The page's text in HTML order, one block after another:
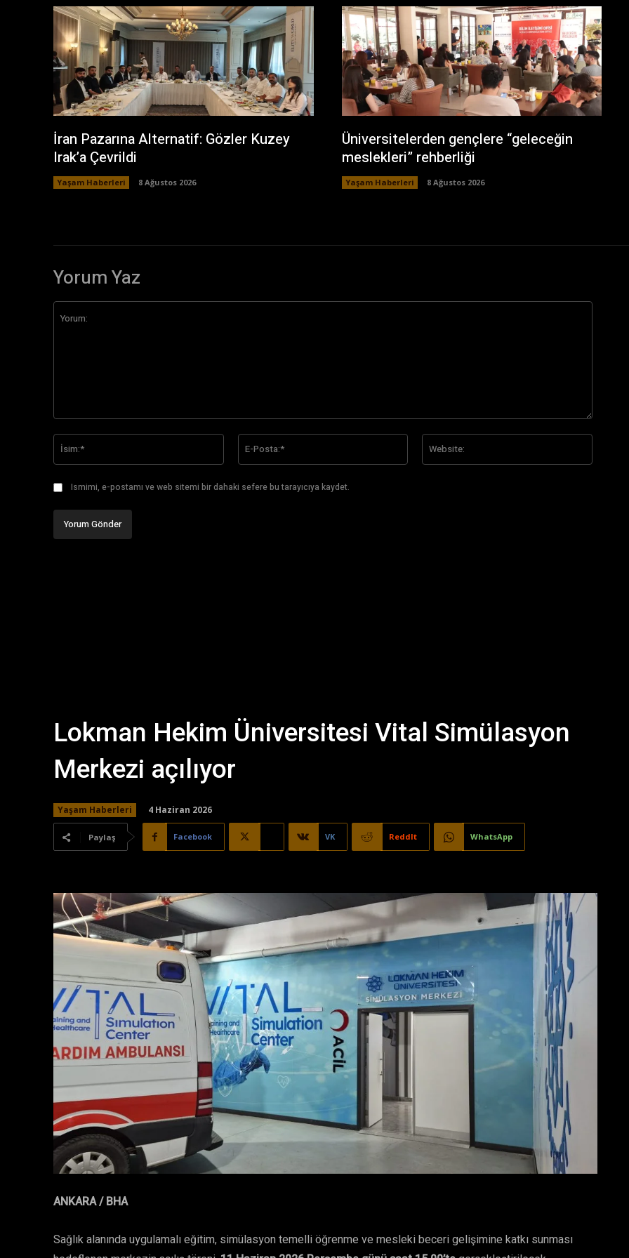
İran Pazarına Alternatif: Gözler Kuzey
Irak’a Çevrildi
Yaşam Haberleri 8 Ağustos 2026
Üniversitelerden gençlere “geleceğin
meslekleri” rehberliği
Yaşam Haberleri 8 Ağustos 2026
Yorum Yaz
Posta:*
Ismimi, e-postamı ve web sitemi bir dahaki sefere bu tarayıcıya kaydet.